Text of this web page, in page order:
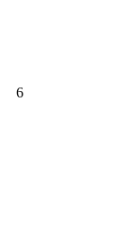
6